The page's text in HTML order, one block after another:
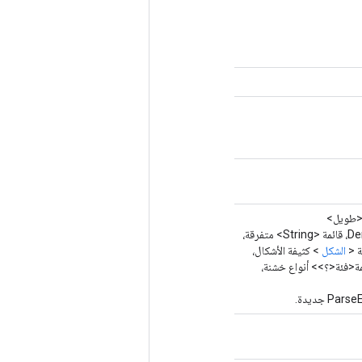
<طويل>
<?>> DensityDefaults، قائمة <String> متفرقة،
الشكل > كثيفة الأشكال،
أنواع خشنة،